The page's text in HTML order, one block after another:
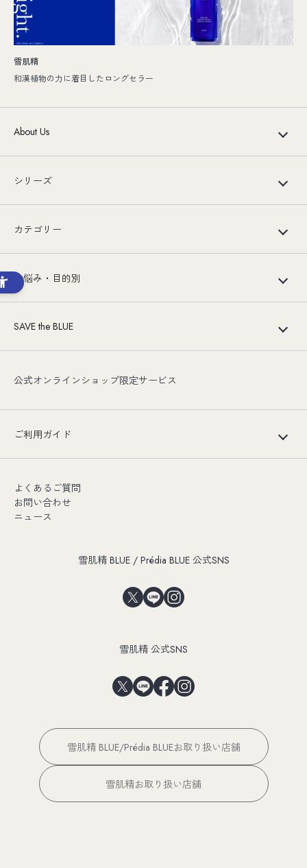
雪肌精
和漢植物の力に着目したロングセラー
About Us
シリーズ
カテゴリー
お悩み・目的別
SAVE the BLUE
公式オンラインショップ限定サービス
ご利用ガイド
よくあるご質問
お問い合わせ
ニュース
雪肌精 BLUE / Prédia BLUE 公式SNS
雪肌精 公式SNS
雪肌精 BLUE/Prédia BLUEお取り扱い店舗
雪肌精お取り扱い店舗